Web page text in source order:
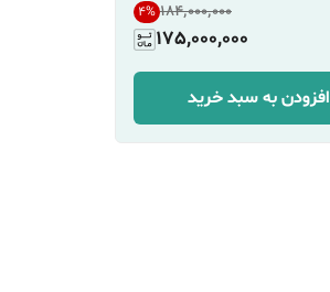
۱۸۴٬۰۰۰٬۰۰۰ 4%
175,000,000
افزودن به سبد خرید